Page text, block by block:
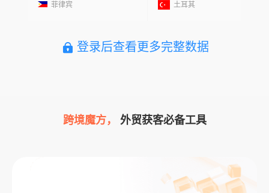
菲律宾 土耳其
登录后查看更多完整数据
跨境魔方， 外贸获客必备工具